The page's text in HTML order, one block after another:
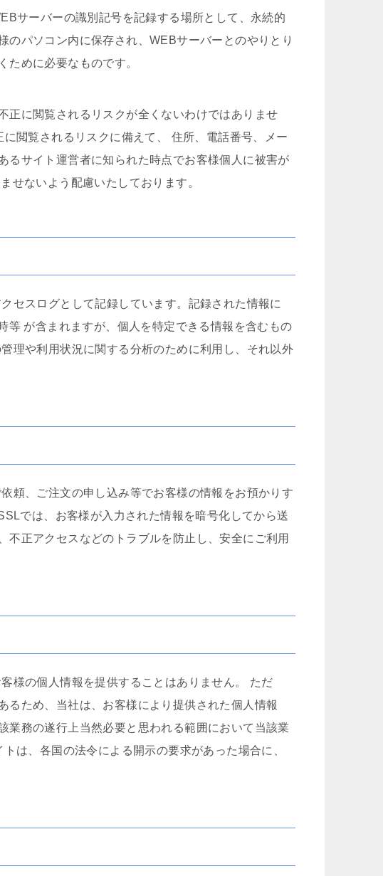
サーバーの識別記号を記録する場所として、永続的
のパソコン内に保存され、WEBサーバーとのやりとり
ために必要なものです。
正に閲覧されるリスクが全くないわけではありませ
閲覧されるリスクに備えて、 住所、電話番号、メー
るサイト運営者に知られた時点でお客様個人に被害が
せないよう配慮いたしております。
セスログとして記録しています。記録された情報に
等 が含まれますが、個人を特定できる情報を含むもの
理や利用状況に関する分析のために利用し、それ以外
頼、ご注文の申し込み等でお客様の情報をお預かりす
では、お客様が入力された情報を暗号化してから送
正アクセスなどのトラブルを防止し、安全にご利用
様の個人情報を提供することはありません。 ただ
るため、当社は、お客様により提供された個人情報
業務の遂行上当然必要と思われる範囲において当該業
は、各国の法令による開示の要求があった場合に、
た。
申先生、遠藤先生には本当に感謝
労災でお困りの方にはぜひ